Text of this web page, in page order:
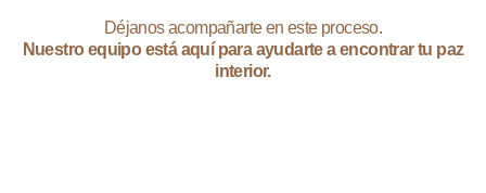
Déjanos acompañarte en este proceso.
Nuestro equipo está aquí para ayudarte a encontrar tu paz
interior.